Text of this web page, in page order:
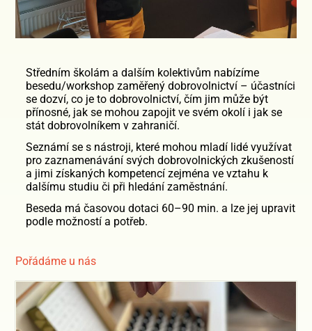
Středním školám a dalším kolektivům nabízíme
besedu/workshop zaměřený dobrovolnictví – účastníci
se dozví, co je to dobrovolnictví, čím jim může být
přínosné, jak se mohou zapojit ve svém okolí i jak se
stát dobrovolníkem v zahraničí.
Seznámí se s nástroji, které mohou mladí lidé využívat
pro zaznamenávání svých dobrovolnických zkušeností
a jimi získaných kompetencí zejména ve vztahu k
dalšímu studiu či při hledání zaměstnání.
Beseda má časovou dotaci 60–90 min. a lze jej upravit
podle možností a potřeb.
Pořádáme u nás